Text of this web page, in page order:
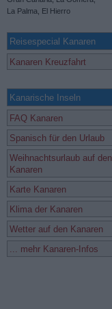
Reisespecial Kanaren
Kanaren Kreuzfahrt
Kanarische Inseln
FAQ Kanaren
Spanisch für den Urlaub
Weihnachtsurlaub auf den
Kanaren
Karte Kanaren
Klima der Kanaren
Wetter auf den Kanaren
... mehr Kanaren-Infos